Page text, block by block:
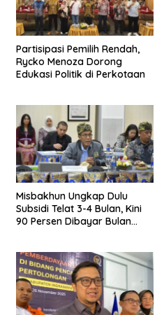
Partisipasi Pemilih Rendah,
Rycko Menoza Dorong
Edukasi Politik di Perkotaan
Misbakhun Ungkap Dulu
Subsidi Telat 3-4 Bulan, Kini
90 Persen Dibayar Bulan